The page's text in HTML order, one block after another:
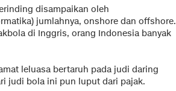
disampaikan oleh
jumlahnya, onshore dan offshore.
di Inggris, orang Indonesia banyak
leluasa bertaruh pada judi daring
judi bola ini pun luput dari pajak.